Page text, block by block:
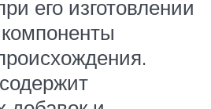
его изготовлении